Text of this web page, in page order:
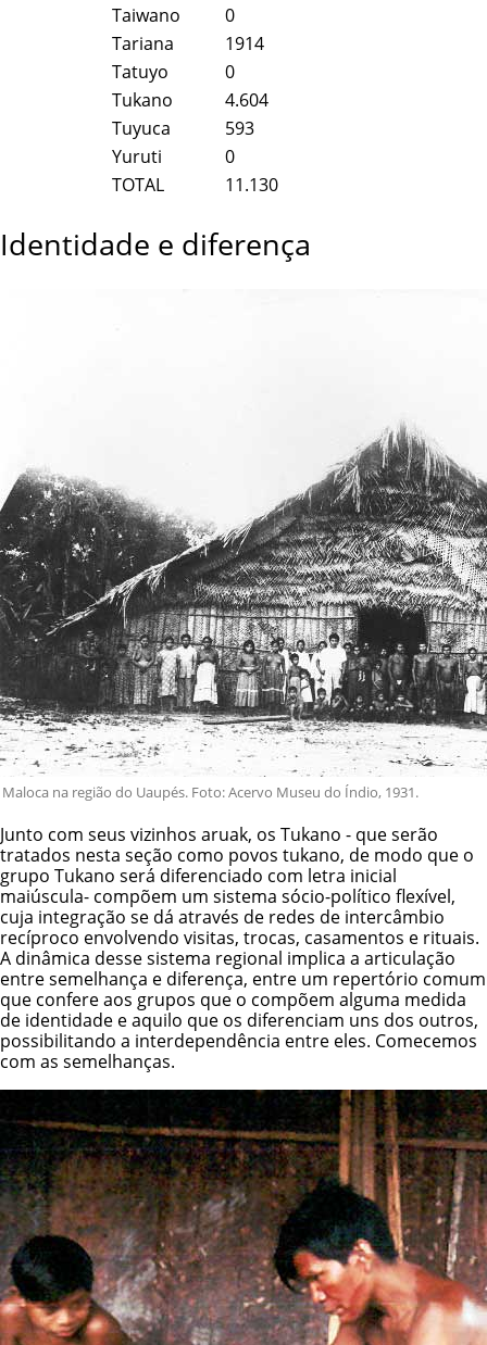
Taiwano
0
Tariana
1914
Tatuyo
0
Tukano
4.604
Tuyuca
593
Yuruti
0
TOTAL
11.130
Identidade e diferença
Maloca na região do Uaupés. Foto: Acervo Museu do Índio, 1931.
Junto com seus vizinhos aruak, os Tukano - que serão
tratados nesta seção como povos tukano, de modo que o
grupo Tukano será diferenciado com letra inicial
maiúscula- compõem um sistema sócio-político flexível,
cuja integração se dá através de redes de intercâmbio
recíproco envolvendo visitas, trocas, casamentos e rituais.
A dinâmica desse sistema regional implica a articulação
entre semelhança e diferença, entre um repertório comum
que confere aos grupos que o compõem alguma medida
de identidade e aquilo que os diferenciam uns dos outros,
possibilitando a interdependência entre eles. Comecemos
com as semelhanças.